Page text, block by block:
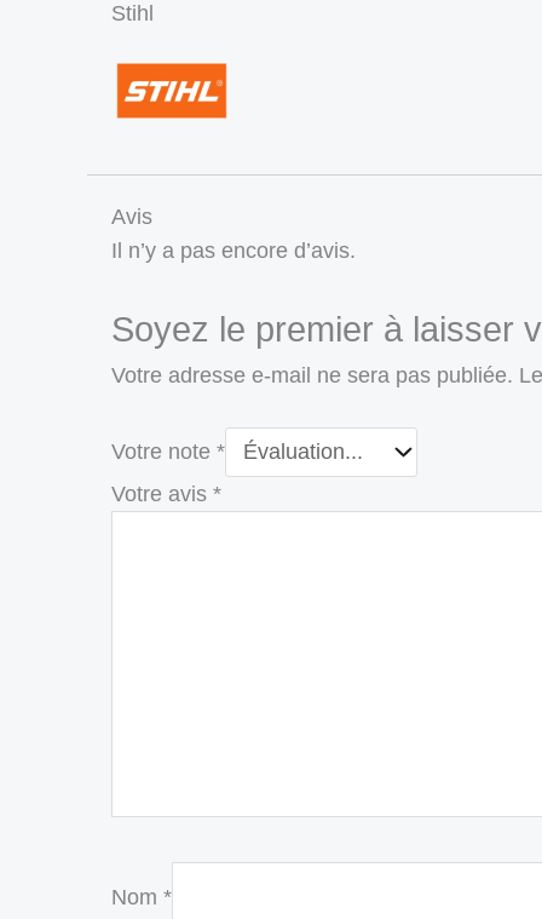
Stihl
Avis
Il n’y a pas encore d’avis.
Soyez le premier à laisser
Votre adresse e-mail ne sera pas publiée.
Votre note *
Votre avis *
Nom *